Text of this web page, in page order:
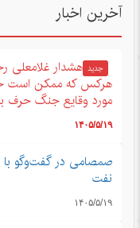
آخرین اخبار
جدید هشدار غلامعلی
هرکس که ممکن است
مورد وقایع جنگ حرف
۱۴۰۵/۵/۱۹
صمصامی در گفت‌وگو با
نفت
۱۴۰۵/۵/۱۹